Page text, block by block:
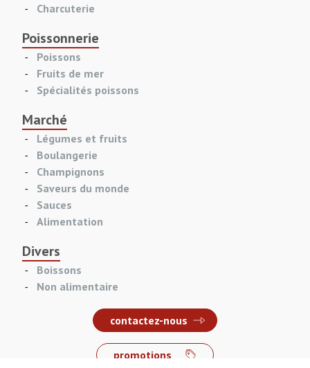
Charcuterie
Poissonnerie
Poissons
Fruits de mer
Spécialités poissons
Marché
Légumes et fruits
Boulangerie
Champignons
Saveurs du monde
Sauces
Alimentation
Divers
Boissons
Non alimentaire
contactez-nous
promotions